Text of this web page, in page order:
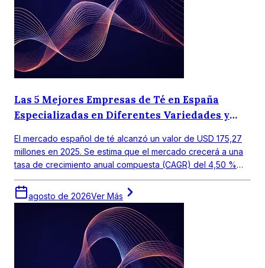
Las 5 Mejores Empresas de Té en España
Especializadas en Diferentes Variedades y
El mercado español de té alcanzó un valor de USD 175,27
millones en 2025. Se estima que el mercado crecerá a una
tasa de crecimiento anual compuesta (CAGR) del 4,50 %
entre 2026 y 2035, para alcanzar un valor de USD 272,19
millones en 2035.
agosto de 2026Ver Más